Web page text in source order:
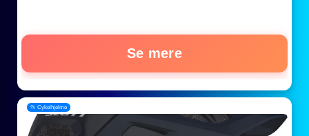
Se mere
📂 Cykelhjelme